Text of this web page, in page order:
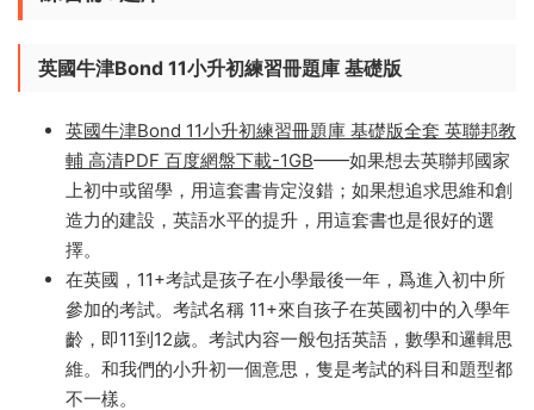
練習冊&題庫
英國牛津Bond 11小升初練習冊題庫 基礎版
英國牛津Bond 11小升初練習冊題庫 基礎版全套 英聯邦教
輔 高清PDF 百度網盤下載-1GB——如果想去英聯邦國家
上初中或留學，用這套書肯定沒錯；如果想追求思維和創
造力的建設，英語水平的提升，用這套書也是很好的選
擇。